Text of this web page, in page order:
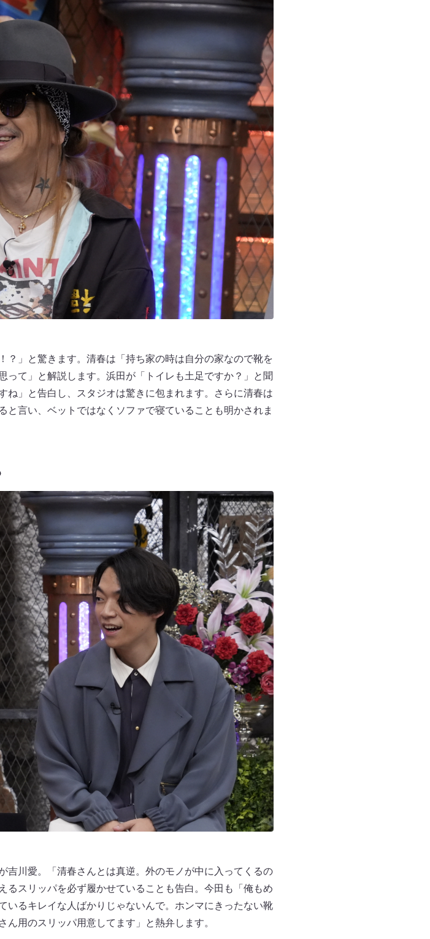
？」と驚きます。清春は「持ち家の時は自分の家なので靴を
って」と解説します。浜田が「トイレも土足ですか？」と聞
ね」と告白し、スタジオは驚きに包まれます。さらに清春は
言い、ベットではなくソファで寝ていることも明かされま
吉川愛。「清春さんとは真逆。外のモノが中に入ってくるの
るスリッパを必ず履かせていることも告白。今田も「俺もめ
いるキレイな人ばかりじゃないんで。ホンマにきったない靴
用のスリッパ用意してます」と熱弁します。